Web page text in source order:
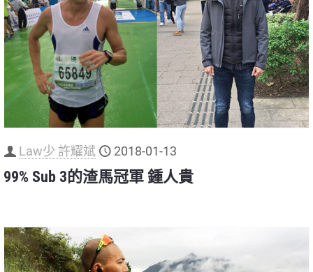
Law少 許耀斌 2018-01-13
99% Sub 3的渣馬冠軍 鍾人貴